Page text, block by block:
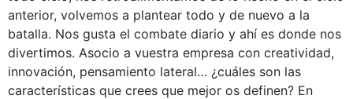
anterior, volvemos a plantear todo y de nuevo a la
batalla. Nos gusta el combate diario y ahí es donde nos
divertimos. Asocio a vuestra empresa con creatividad,
innovación, pensamiento lateral… ¿cuáles son las
características que crees que mejor os definen? En